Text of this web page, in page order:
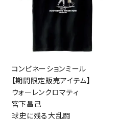
コンビネーションミール
【期間限定販売アイテム】
ウォーレンクロマティ
宮下昌己
球史に残る大乱闘